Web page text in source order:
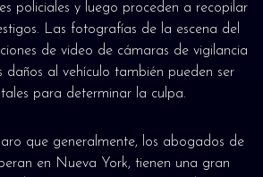
policiales y luego proceden a recopilar
Las fotografías de la escena del
de video de cámaras de vigilancia
daños al vehículo también pueden ser
para determinar la culpa.
que generalmente, los abogados de
en Nueva York, tienen una gran